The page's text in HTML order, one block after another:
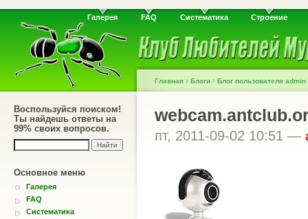
Галерея FAQ Систематика Строение
Воспользуйся поиском!
Ты найдешь ответы на
99% своих вопросов.
Основное меню
Галерея
FAQ
Систематика
Главная › Блоги › Блог пользователя admin
пт, 2011-09-02 10:51 —